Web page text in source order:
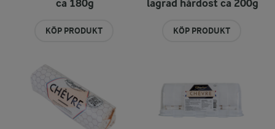
ca 180g
KÖP PRODUKT
lagrad hårdost ca 200g
KÖP PRODUKT